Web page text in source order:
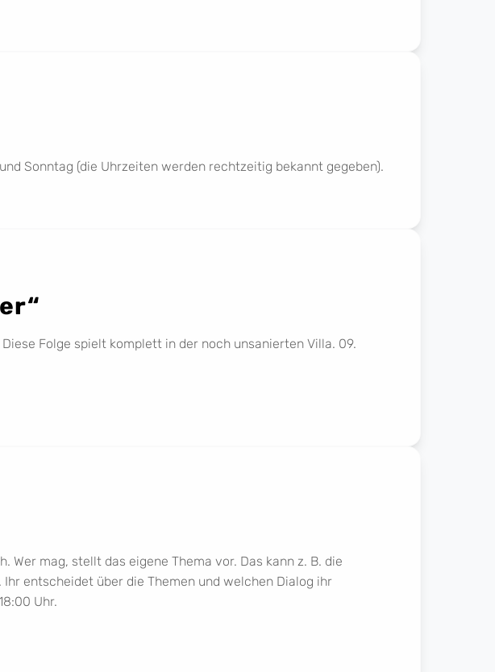
Sonntag (die Uhrzeiten werden rechtzeitig bekannt gegeben).
Folge spielt komplett in der noch unsanierten Villa. 09.
mag, stellt das eigene Thema vor. Das kann z. B. die
entscheidet über die Themen und welchen Dialog ihr
Uhr.